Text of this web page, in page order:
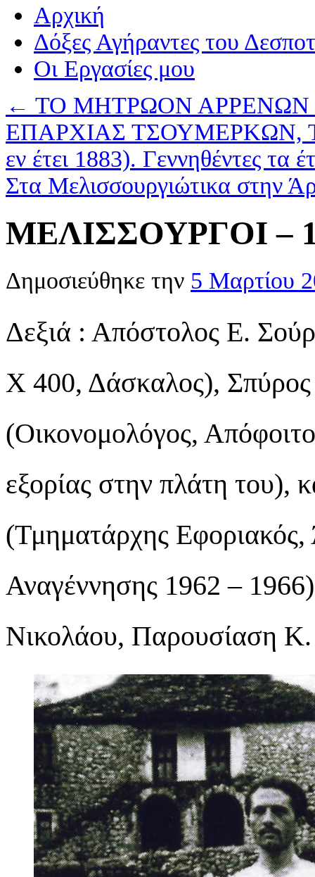
Αρχική
Δόξες Αγήραντες του
Οι Eργασίες μου
← ΤΟ ΜΗΤΡΩΟΝ
ΕΠΑΡΧΙΑΣ ΤΣΟΥΜΕΡΚΩΝ,
εν έτει 1883). Γεννηθέντες τα
Στα Μελισσουργιώτικα στην
ΜΕΛΙΣΣΟΥΡΓΟΙ –
Δημοσιεύθηκε την 5 Μαρτίου
Δεξιά : Απόστολος Ε.
Χ 400, Δάσκαλος),
(Οικονομολόγος,
εξορίας στην πλάτη
(Τμηματάρχης
Αναγέννησης 1962 –
Νικολάου, Παρουσίαση